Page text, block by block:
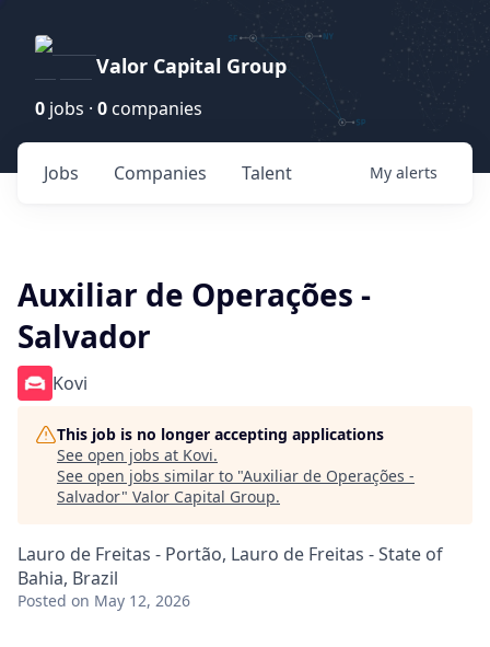
Valor Capital Group
0 jobs · 0 companies
Jobs Companies Talent My alerts
Auxiliar de Operações -
Salvador
Kovi
This job is no longer accepting applications
See open jobs at Kovi.
See open jobs similar to "Auxiliar de Operações -
Salvador" Valor Capital Group.
Lauro de Freitas - Portão, Lauro de Freitas - State of
Bahia, Brazil
Posted on May 12, 2026